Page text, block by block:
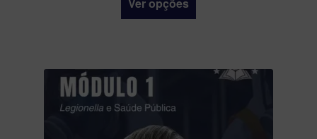
Seminário Legionella – Formulário